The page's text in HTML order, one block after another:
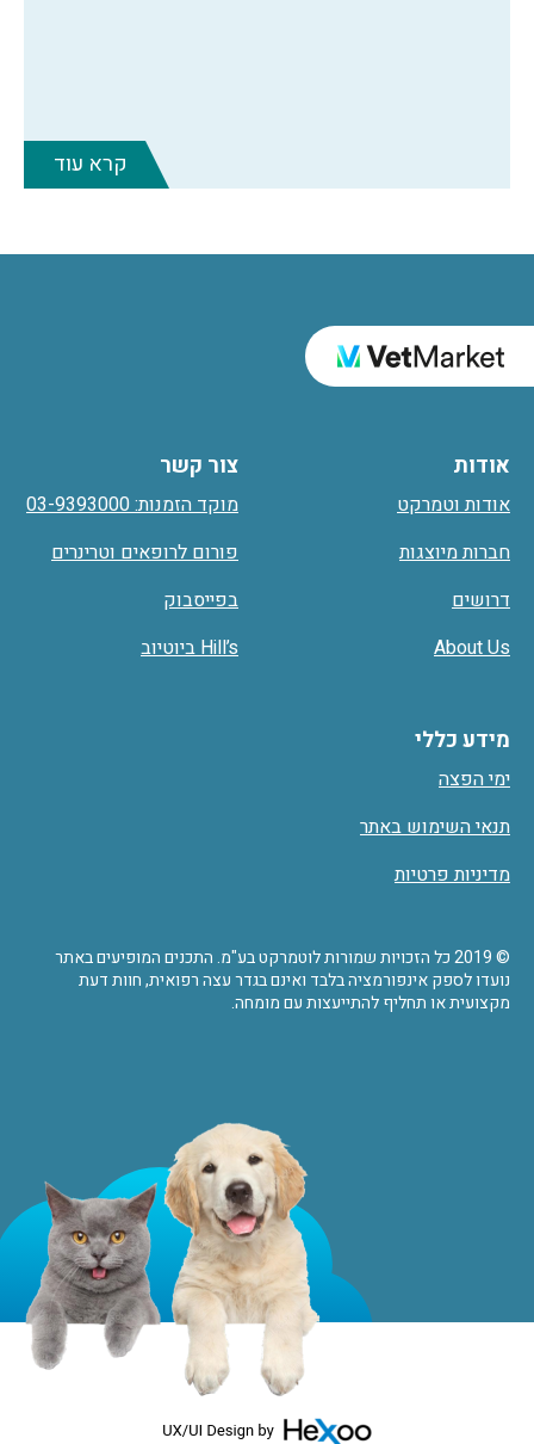
קרא עוד
אודות
אודות וטמרקט
חברות מיוצגות
דרושים
About Us
מידע כללי
ימי הפצה
תנאי השימוש באתר
מדיניות פרטיות
צור קשר
מוקד הזמנות: 03-9393000
פורום לרופאים וטרינרים
בפייסבוק
Hill’s ביוטיוב
© 2019 כל הזכויות שמורות לוטמרקט בע"מ. התכנים המופיעים באתר
נועדו לספק אינפורמציה בלבד ואינם בגדר עצה רפואית, חוות דעת
מקצועית או תחליף להתייעצות עם מומחה.